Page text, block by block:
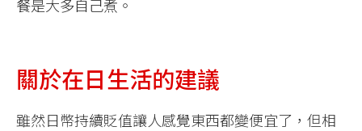
餐是大多自己煮。
關於在日生活的建議
雖然日幣持續貶值讓人感覺東西都變便宜了，但相